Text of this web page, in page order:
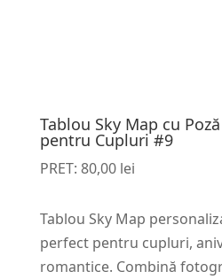
Tablou Sky Map cu
pentru Cupluri #9
PRET: 80,00 lei
Tablou Sky Map
perfect pentru cupluri,
romantice. Combină